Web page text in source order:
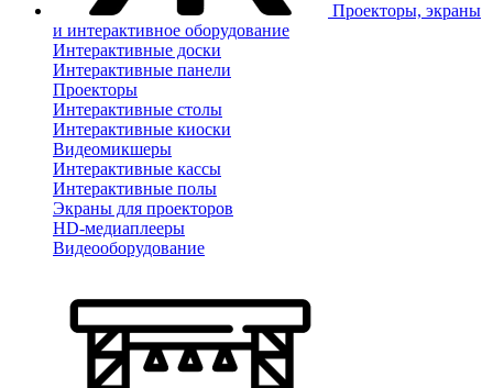
Проекторы, экраны
и интерактивное оборудование
Интерактивные доски
Интерактивные панели
Проекторы
Интерактивные столы
Интерактивные киоски
Видеомикшеры
Интерактивные кассы
Интерактивные полы
Экраны для проекторов
HD-медиаплееры
Видеооборудование